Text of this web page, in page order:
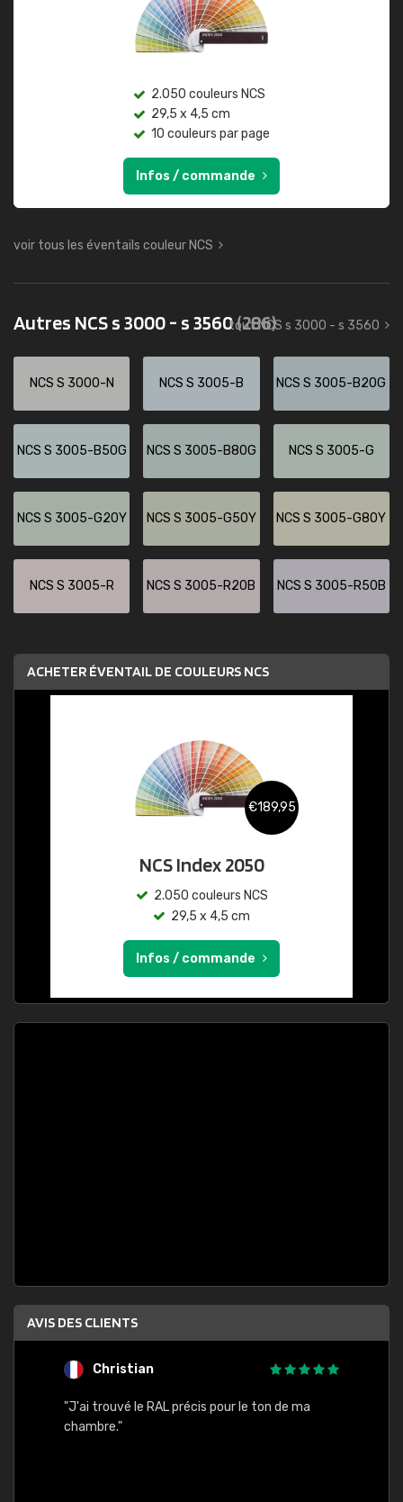
2.050 couleurs NCS
29,5 x 4,5 cm
10 couleurs par page
Infos / commande
voir tous les éventails couleur NCS
Autres NCS s 3000 - s 3560(286)
tout NCS s 3000 - s 3560
NCS S 3000-N NCS S 3005-B NCS S 3005-B20G
NCS S 3005-B50G NCS S 3005-B80G NCS S 3005-G
NCS S 3005-G20Y NCS S 3005-G50Y NCS S 3005-G80Y
NCS S 3005-R NCS S 3005-R20B NCS S 3005-R50B
ACHETER ÉVENTAIL DE COULEURS NCS
€189,95
NCS Index 2050
2.050 couleurs NCS
29,5 x 4,5 cm
Infos / commande
AVIS DES CLIENTS
Christian
"J'ai trouvé le RAL précis pour le ton de ma
chambre."